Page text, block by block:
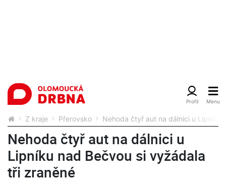
Z kraje Přerovsko Nehoda čtyř aut na dálnici u Lipníku
Nehoda čtyř aut na dálnici u
Lipníku nad Bečvou si vyžádala
tři zraněné